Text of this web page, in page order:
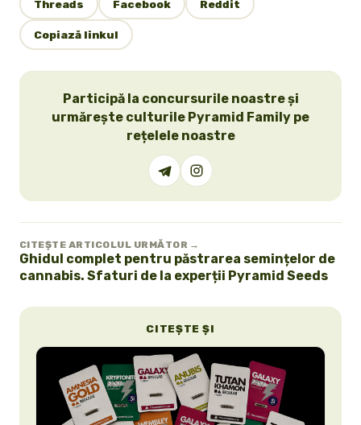
Threads Facebook Reddit
Copiază linkul
Participă la concursurile noastre și
urmărește culturile Pyramid Family pe
rețelele noastre
CITEȘTE ARTICOLUL URMĂTOR →
Ghidul complet pentru păstrarea semințelor de
cannabis. Sfaturi de la experții Pyramid Seeds
CITEȘTE ȘI